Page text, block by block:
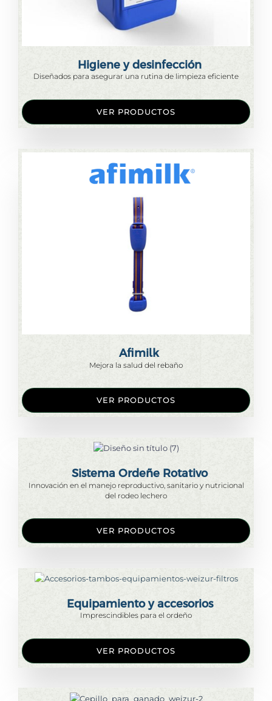
Higiene y desinfección
Diseñados para asegurar una rutina de limpieza eficiente
VER PRODUCTOS
Afimilk
Mejora la salud del rebaño
VER PRODUCTOS
Sistema Ordeñe Rotativo
Innovación en el manejo reproductivo, sanitario y nutricional
del rodeo lechero
VER PRODUCTOS
Equipamiento y accesorios
Imprescindibles para el ordeño
VER PRODUCTOS